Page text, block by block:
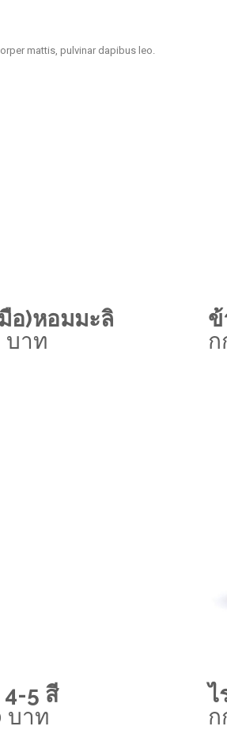
mattis, pulvinar dapibus leo.
อ)หอมมะลิ
บาท
ข้
ก
5 สี
บาท
ไ
ก